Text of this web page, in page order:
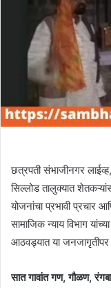
छत्रपती संभाजीनगर
सिल्लोड तालुक्यात
योजनांचा प्रभावी प्रचार
सामाजिक न्याय विभाग
आठवड्यात या
सात गावांत गण, गौळण,